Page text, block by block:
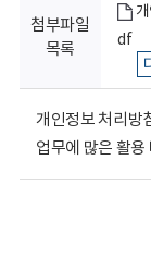
첨부파일
목록
개
df
개인정보 처리방
업무에 많은 활용